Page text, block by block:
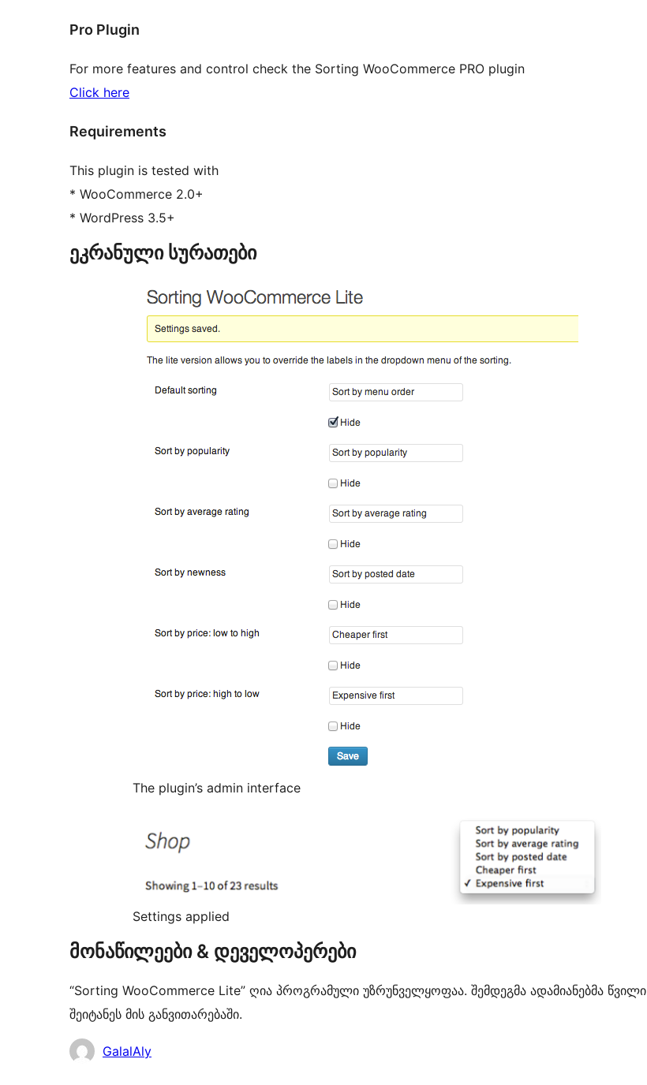
Pro Plugin
For more features and control check the Sorting WooCommerce PRO plugin
Click here
Requirements
This plugin is tested with
* WooCommerce 2.0+
* WordPress 3.5+
ეკრანული სურათები
The plugin’s admin interface
Settings applied
მონაწილეები & დეველოპერები
“Sorting WooCommerce Lite” ღია პროგრამული უზრუნველყოფაა. შემდეგმა ადამიანებმა წვილი
შეიტანეს მის განვითარებაში.
მონაწილეები
GalalAly